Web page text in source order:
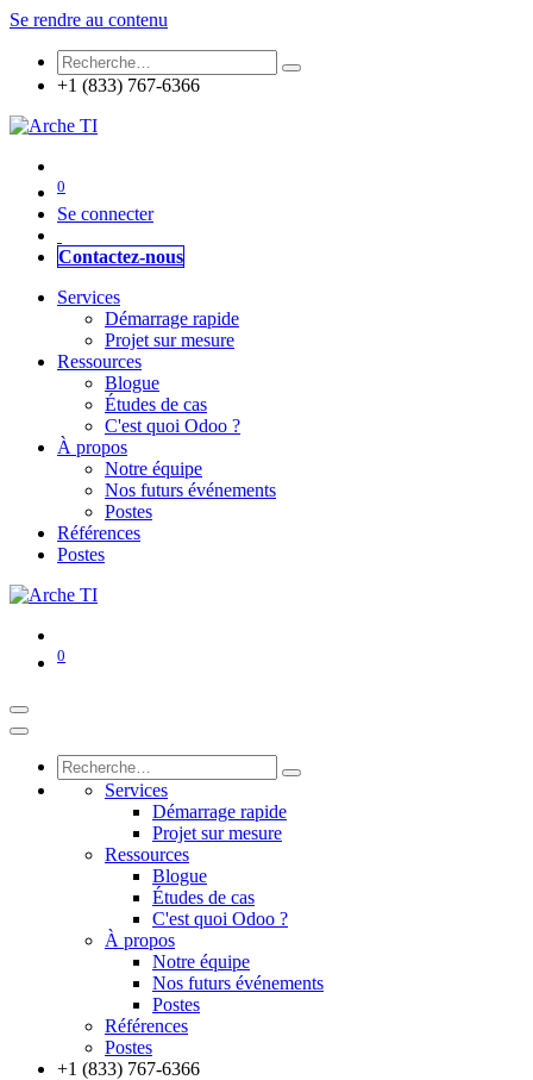
Se rendre au contenu
+1 (833) 767-6366
0
Se connecter
Contactez-nous
Services
Démarrage rapide
Projet sur mesure
Ressources
Blogue
Études de cas
C'est quoi Odoo ?
À propos
Notre équipe
Nos futurs événements
Postes
Références
Postes
0
Services
Démarrage rapide
Projet sur mesure
Ressources
Blogue
Études de cas
C'est quoi Odoo ?
À propos
Notre équipe
Nos futurs événements
Postes
Références
Postes
+1 (833) 767-6366